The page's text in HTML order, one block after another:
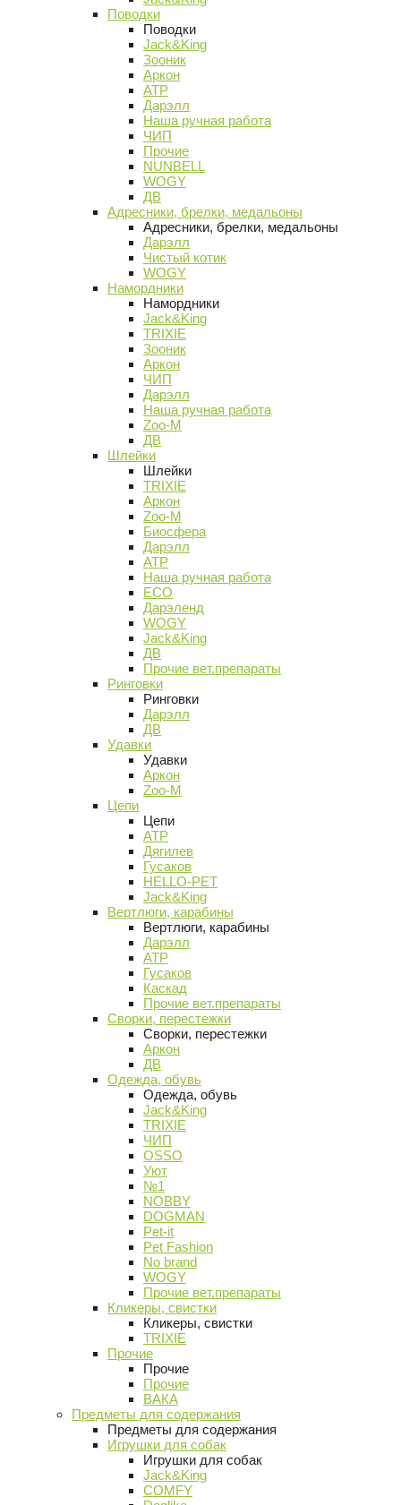
Поводки
Поводки
Jack&King
Зооник
Аркон
АТР
Дарэлл
Наша ручная работа
ЧИП
Прочие
NUNBELL
WOGY
ДВ
Адресники, брелки, медальоны
Адресники, брелки, медальоны
Дарэлл
Чистый котик
WOGY
Намордники
Намордники
Jack&King
TRIXIE
Зооник
Аркон
ЧИП
Дарэлл
Наша ручная работа
Zoo-M
ДВ
Шлейки
Шлейки
TRIXIE
Аркон
Zoo-M
Биосфера
Дарэлл
АТР
Наша ручная работа
ECO
Дарэленд
WOGY
Jack&King
ДВ
Прочие вет.препараты
Ринговки
Ринговки
Дарэлл
ДВ
Удавки
Удавки
Аркон
Zoo-M
Цепи
Цепи
АТР
Дягилев
Гусаков
HELLO-PET
Jack&King
Вертлюги, карабины
Вертлюги, карабины
Дарэлл
АТР
Гусаков
Каскад
Прочие вет.препараты
Сворки, перестежки
Сворки, перестежки
Аркон
ДВ
Одежда, обувь
Одежда, обувь
Jack&King
TRIXIE
ЧИП
OSSO
Уют
№1
NOBBY
DOGMAN
Pet-it
Pet Fashion
No brand
WOGY
Прочие вет.препараты
Кликеры, свистки
Кликеры, свистки
TRIXIE
Прочие
Прочие
Прочие
ВАКА
Предметы для содержания
Предметы для содержания
Игрушки для собак
Игрушки для собак
Jack&King
COMFY